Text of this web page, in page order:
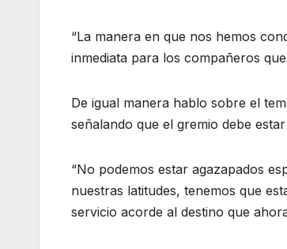
“La manera en que nos hemos
inmediata para los compañeros
De igual manera hablo sobre el
señalando que el gremio debe
“No podemos estar agazapados
nuestras latitudes, tenemos que
servicio acorde al destino que